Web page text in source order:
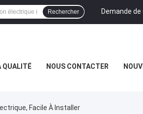
Demande
Rechercher
QUALITÉ NOUS CONTACTER
Facile À Installer